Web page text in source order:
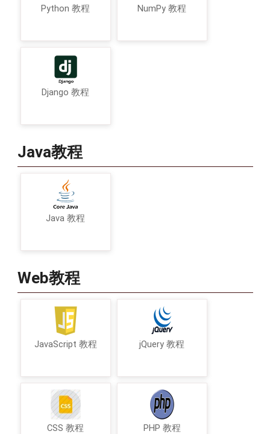
Python 教程 NumPy 教程
Django 教程
Java教程
Java 教程
Web教程
JavaScript 教程 jQuery 教程
CSS 教程 PHP 教程